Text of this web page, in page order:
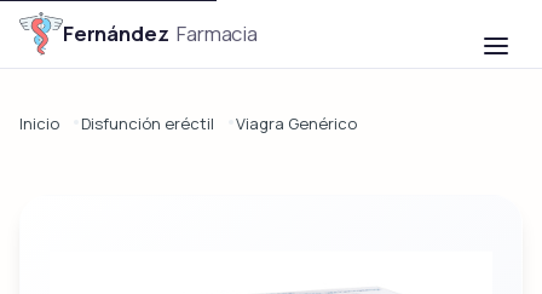
Fernández Farmacia
Inicio Disfunción eréctil Viagra Genérico